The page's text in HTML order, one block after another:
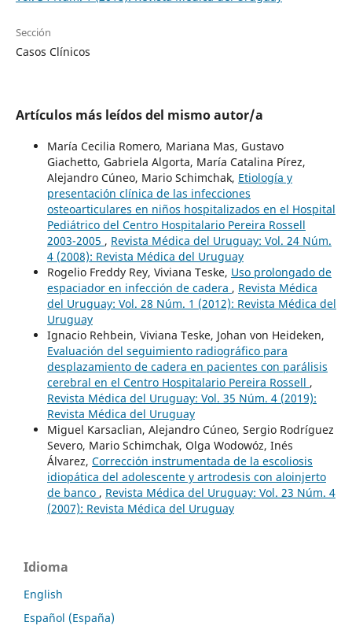
Sección
Casos Clínicos
Artículos más leídos del mismo autor/a
María Cecilia Romero, Mariana Mas, Gustavo
Giachetto, Gabriela Algorta, María Catalina Pírez,
Alejandro Cúneo, Mario Schimchak, Etiología y
presentación clínica de las infecciones
osteoarticulares en niños hospitalizados en el Hospital
Pediátrico del Centro Hospitalario Pereira Rossell
2003-2005 , Revista Médica del Uruguay: Vol. 24 Núm.
4 (2008): Revista Médica del Uruguay
Rogelio Freddy Rey, Viviana Teske, Uso prolongado de
espaciador en infección de cadera , Revista Médica
del Uruguay: Vol. 28 Núm. 1 (2012): Revista Médica del
Uruguay
Ignacio Rehbein, Viviana Teske, Johan von Heideken,
Evaluación del seguimiento radiográfico para
desplazamiento de cadera en pacientes con parálisis
cerebral en el Centro Hospitalario Pereira Rossell ,
Revista Médica del Uruguay: Vol. 35 Núm. 4 (2019):
Revista Médica del Uruguay
Miguel Karsaclian, Alejandro Cúneo, Sergio Rodríguez
Severo, Mario Schimchak, Olga Wodowóz, Inés
Álvarez, Corrección instrumentada de la escoliosis
idiopática del adolescente y artrodesis con aloinjerto
de banco , Revista Médica del Uruguay: Vol. 23 Núm. 4
(2007): Revista Médica del Uruguay
Idioma
English
Español (España)